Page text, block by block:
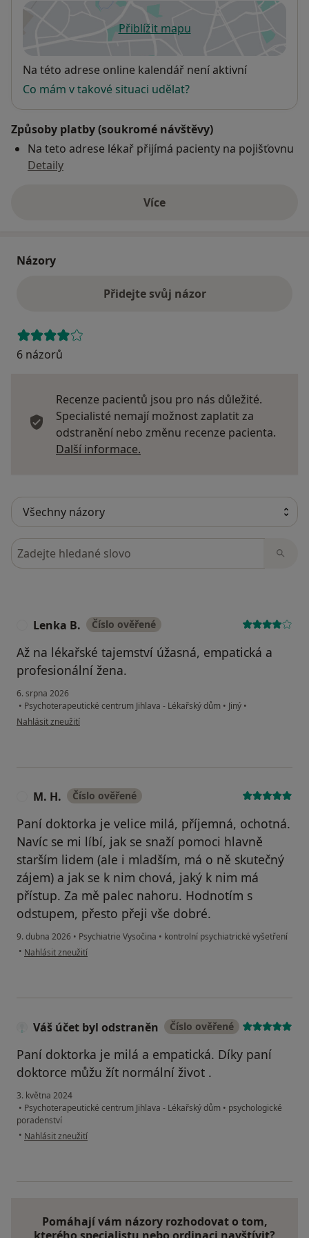
Přiblížit mapuse otevře v nové záložce
Dostupnost
Na této adrese online kalendář není aktivní
Co mám v takové situaci udělat?
Způsoby platby (soukromé návštěvy)
Na teto adrese lékař přijímá pacienty na pojišťovnu
Detaily
Víceo adrese
Názory
Přidejte svůj názor
6 názorů
Recenze pacientů jsou pro nás důležité.
Specialisté nemají možnost zaplatit za
odstranění nebo změnu recenze pacienta.
Další informace.
Hledejte v názorech
Lenka B. Číslo ověřené
Až na lékařské tajemství úžasná, empatická a
profesionální žena.
6. srpna 2026
• Psychoterapeutické centrum Jihlava - Lékařský dům • Jiný •
podle názoru uživatele Lenka B.
Nahlásit zneužití
M. H. Číslo ověřené
Paní doktorka je velice milá, příjemná, ochotná.
Navíc se mi líbí, jak se snaží pomoci hlavně
starším lidem (ale i mladším, má o ně skutečný
zájem) a jak se k nim chová, jaký k nim má
přístup. Za mě palec nahoru. Hodnotím s
odstupem, přesto přeji vše dobré.
9. dubna 2026 • Psychiatrie Vysočina • kontrolní psychiatrické vyšetření
• podle názoru uživatele M. H.
Nahlásit zneužití
Váš účet byl odstraněn Číslo ověřené
Paní doktorka je milá a empatická. Díky paní
doktorce můžu žít normální život .
3. května 2024
• Psychoterapeutické centrum Jihlava - Lékařský dům • psychologické
poradenství
• podle názoru uživatele Váš účet byl odstraněn
Nahlásit zneužití
Pomáhají vám názory rozhodovat o tom,